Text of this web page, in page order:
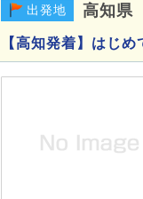
出発地 高知県
【高知発着】はじ